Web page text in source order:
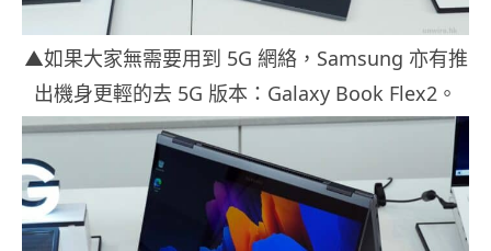
▲如果大家無需要用到 5G 網絡，Samsung 亦有推
出機身更輕的去 5G 版本：Galaxy Book Flex2。